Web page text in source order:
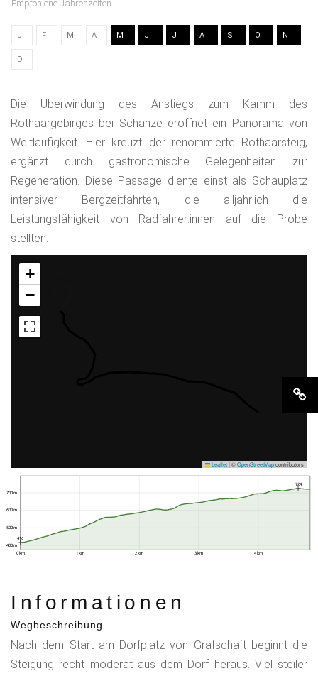
Empfohlene Jahreszeiten
J F M A M J J A S O N
D
Die Überwindung des Anstiegs zum Kamm des
Rothaargebirges bei Schanze eröffnet ein Panorama von
Weitläufigkeit. Hier kreuzt der renommierte Rothaarsteig,
ergänzt durch gastronomische Gelegenheiten zur
Regeneration. Diese Passage diente einst als Schauplatz
intensiver Bergzeitfahrten, die alljährlich die
Leistungsfähigkeit von Radfahrer:innen auf die Probe
stellten.
+
−
Leaflet|©OpenStreetMapcontributors
0 km 1 km 2 km 3 km 4 km
400 m
500 m
600 m
700 m
416
724
Informationen
Wegbeschreibung
Nach dem Start am Dorfplatz von Grafschaft beginnt die
Steigung recht moderat aus dem Dorf heraus. Viel steiler